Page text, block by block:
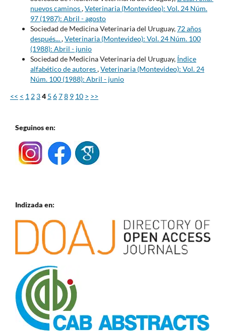
nuevos caminos,Veterinaria (Montevideo): Vol. 24 Núm.
97 (1987): Abril - agosto
Sociedad de Medicina Veterinaria del Uruguay,72 años
después...,Veterinaria (Montevideo): Vol. 24 Núm. 100
(1988): Abril - junio
Sociedad de Medicina Veterinaria del Uruguay, Índice
alfabético de autores,Veterinaria (Montevideo): Vol. 24
Núm. 100 (1988): Abril - junio
<< < 1 2 34 5 678 9 10 > >>
Seguinos en:
Indizada en: